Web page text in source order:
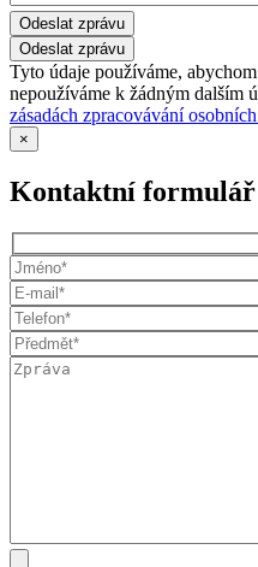
Odeslat zprávu
Tyto údaje používáme,
nepoužíváme k žádným dalším
zásadách zpracovávání
×
Kontaktní formulář